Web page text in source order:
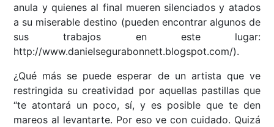
anula y quienes al final mueren silenciados y atados
a su miserable destino (pueden encontrar algunos de
sus trabajos en este lugar:
http://www.danielsegurabonnett.blogspot.com/).
¿Qué más se puede esperar de un artista que ve
restringida su creatividad por aquellas pastillas que
“te atontará un poco, sí, y es posible que te den
mareos al levantarte. Por eso ve con cuidado. Quizá